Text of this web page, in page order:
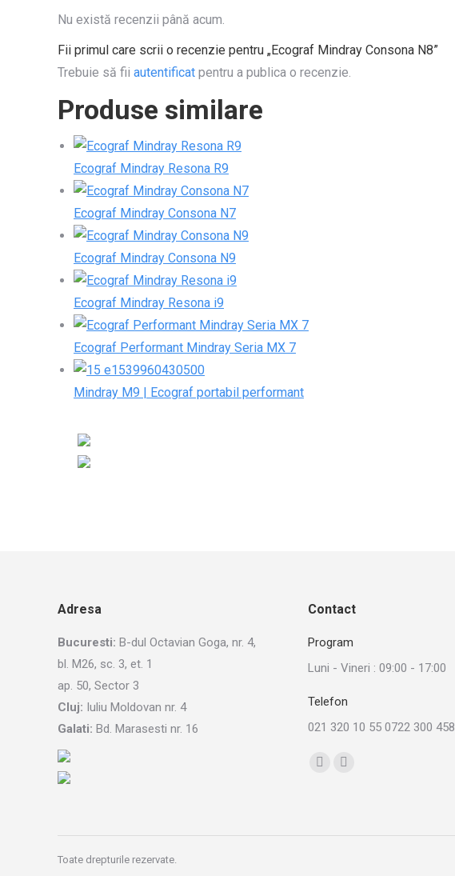
Nu există recenzii până acum.
Fii primul care scrii o recenzie pentru „Ecograf Mindray Consona N8”
Trebuie să fii autentificat pentru a publica o recenzie.
Produse similare
Ecograf Mindray Resona R9
Ecograf Mindray Consona N7
Ecograf Mindray Consona N9
Ecograf Mindray Resona i9
Ecograf Performant Mindray Seria MX 7
Mindray M9 | Ecograf portabil performant
Adresa
Bucuresti: B-dul Octavian Goga, nr. 4,
bl. M26, sc. 3, et. 1
ap. 50, Sector 3
Cluj: Iuliu Moldovan nr. 4
Galati: Bd. Marasesti nr. 16
Contact
Program
Luni - Vineri : 09:00 - 17:00
Telefon
021 320 10 55 0722 300 458
Find us on:
in
in
Toate drepturile rezervate.